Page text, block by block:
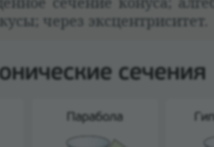
через экс­цен­три­си­тет.